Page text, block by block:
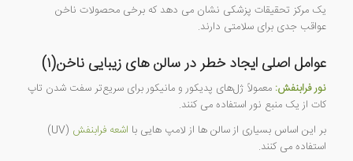
یک مرکز تحقیقات پزشکی نشان می دهد که برخی محصولات ناخن
عواقب جدی برای سلامتی دارند.
عوامل اصلی ایجاد خطر در سالن های زیبایی ناخن(۱)
نور فرابنفش: معمولاً ژل‌های پدیکور و مانیکور برای سریع‌تر سفت شدن تاپ
کات از یک منبع نور استفاده می کنند.
بر این اساس بسیاری از سالن ها از لامپ هایی با اشعه فرابنفش
(UV)
استفاده می کنند.